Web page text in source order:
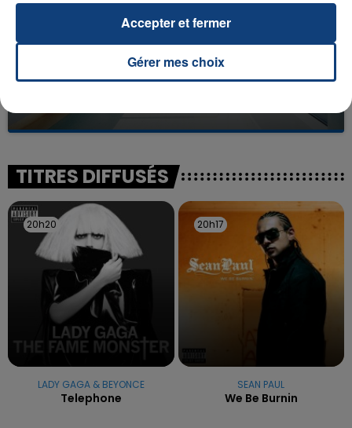
UNE ADOLESCENTE DEVANT SE FAIRE
La famille a porté plainte contre la clinique qui a
excuses.
TITRES DIFFUSÉS
20h20
20h20
LADY GAGA & BEYONCE
Telephone
20h17
20h17
SEAN PAUL
We Be Burnin
Gérer mes choix
Accepter et fermer